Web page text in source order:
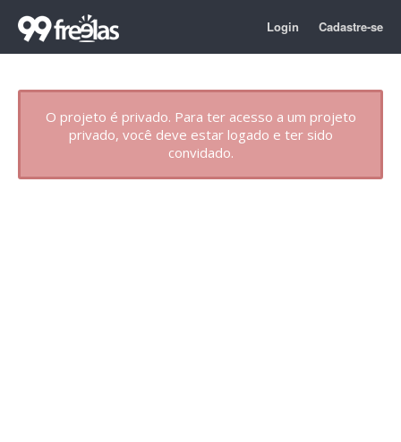
Login Cadastre-se
O projeto é privado. Para ter acesso a um projeto
privado, você deve estar logado e ter sido
convidado.